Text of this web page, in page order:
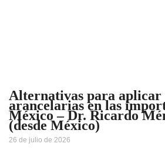
Alternativas para aplicar
arancelarias en las
México – Dr. Ricardo
(desde México)
26 de julio de 2026